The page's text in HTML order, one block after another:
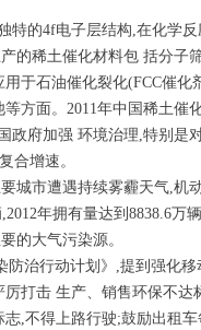
的4f电子层结构,在化学反
的稀土催化材料包 括分子
于石油催化裂化(FCC催
方面。2011年中国稀土催
府加强 环境治理,特别是
合增速。
城市遭遇持续雾霾天气,机
年拥有量达到8838.6万
的大气污染源。
防治行动计划》,提到强化
打击 生产、销售环保不
,不得上路行驶;鼓励出租